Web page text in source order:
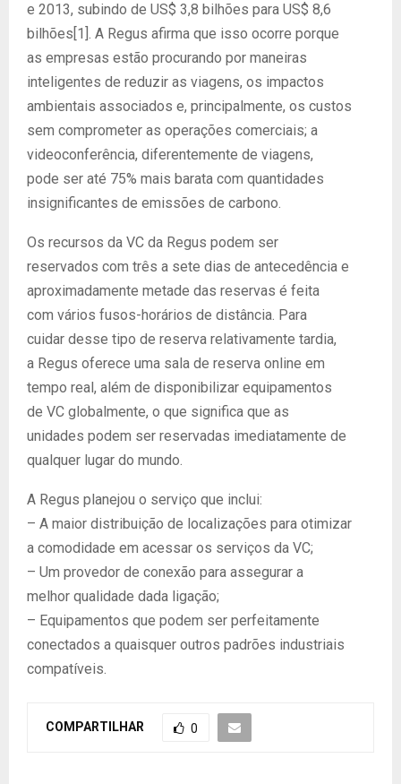
e 2013, subindo de US$ 3,8 bilhões para US$ 8,6
bilhões[1]. A Regus afirma que isso ocorre porque
as empresas estão procurando por maneiras
inteligentes de reduzir as viagens, os impactos
ambientais associados e, principalmente, os custos
sem comprometer as operações comerciais; a
videoconferência, diferentemente de viagens,
pode ser até 75% mais barata com quantidades
insignificantes de emissões de carbono.
Os recursos da VC da Regus podem ser
reservados com três a sete dias de antecedência e
aproximadamente metade das reservas é feita
com vários fusos-horários de distância. Para
cuidar desse tipo de reserva relativamente tardia,
a Regus oferece uma sala de reserva online em
tempo real, além de disponibilizar equipamentos
de VC globalmente, o que significa que as
unidades podem ser reservadas imediatamente de
qualquer lugar do mundo.
A Regus planejou o serviço que inclui:
– A maior distribuição de localizações para otimizar
a comodidade em acessar os serviços da VC;
– Um provedor de conexão para assegurar a
melhor qualidade dada ligação;
– Equipamentos que podem ser perfeitamente
conectados a quaisquer outros padrões industriais
compatíveis.
COMPARTILHAR 0